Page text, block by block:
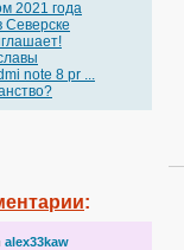
2021 года
note 8 pr ...
:
alex33kaw